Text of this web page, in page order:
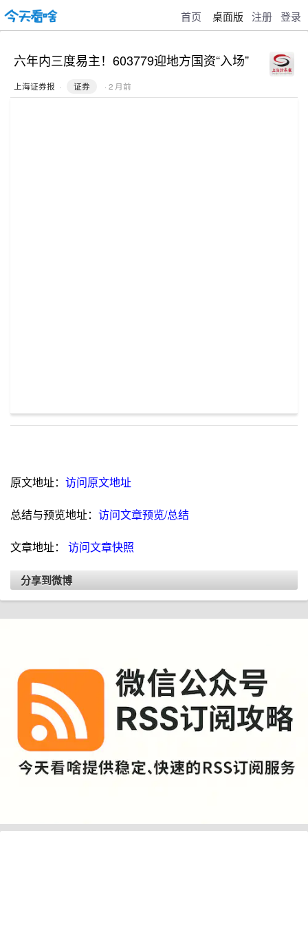
首页 桌面版 注册 登录
六年内三度易主！603779迎地方国资“入场”
上海证券报 · 证券 · 2 月前
原文地址： 访问原文地址
总结与预览地址： 访问文章预览/总结
文章地址： 访问文章快照
分享到微博